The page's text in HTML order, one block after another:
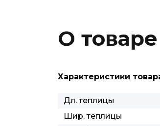
О товаре
Характеристики
Дл. теплицы
Шир. теплицы